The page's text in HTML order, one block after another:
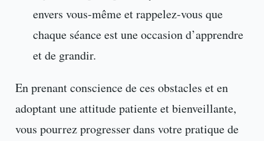
envers vous-même et rappelez-vous que
chaque séance est une occasion d’apprendre
et de grandir.
En prenant conscience de ces obstacles et en
adoptant une attitude patiente et bienveillante,
vous pourrez progresser dans votre pratique de